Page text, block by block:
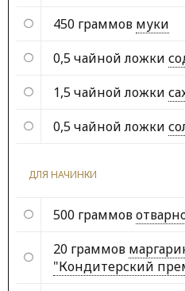
450 граммов муки
0,5 чайной ложки
1,5 чайной ложки
0,5 чайной ложки
ДЛЯ НАЧИНКИ
500 граммов
20 граммов
"Кондитерский